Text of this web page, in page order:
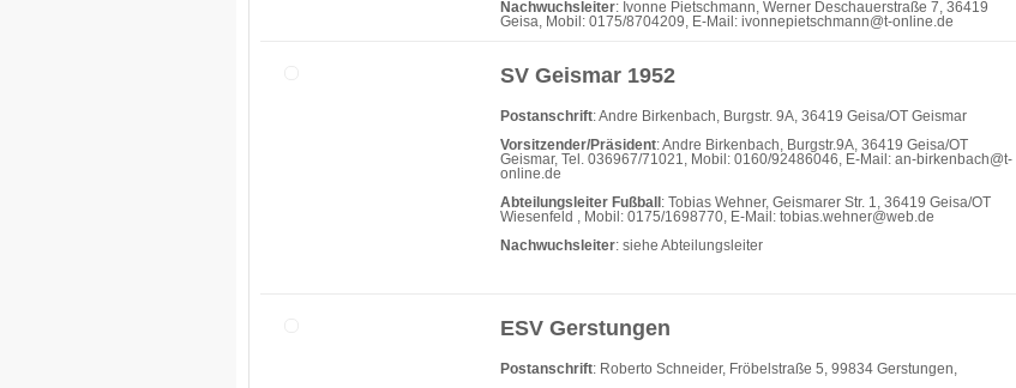
Nachwuchsleiter: Ivonne Pietschmann, Werner Deschauerstraße 7, 36419
Geisa, Mobil: 0175/8704209, E-Mail: ivonnepietschmann@t-online.de
SV Geismar 1952
Postanschrift: Andre Birkenbach, Burgstr. 9A, 36419 Geisa/OT Geismar
Vorsitzender/Präsident: Andre Birkenbach, Burgstr.9A, 36419 Geisa/OT
Geismar, Tel. 036967/71021, Mobil: 0160/92486046, E-Mail: an-birkenbach@t-
online.de
Abteilungsleiter Fußball : Tobias Wehner, Geismarer Str. 1, 36419 Geisa/OT
Wiesenfeld , Mobil: 0175/1698770, E-Mail: tobias.wehner@web.de
Nachwuchsleiter: siehe Abteilungsleiter
ESV Gerstungen
Postanschrift: Roberto Schneider, Fröbelstraße 5, 99834 Gerstungen,